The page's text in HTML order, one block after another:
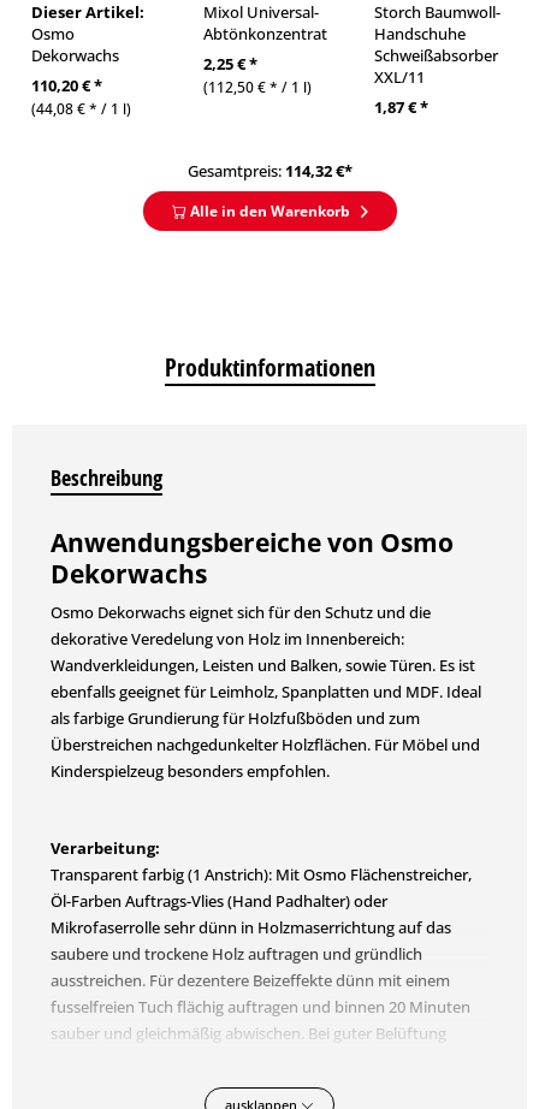
Dieser Artikel:
Osmo
Dekorwachs
110,20 € *
(44,08 € * / 1 l)
Mixol Universal-
Abtönkonzentrat
2,25 € *
(112,50 € * / 1 l)
Storch Baumwoll-
Handschuhe
Schweißabsorber
XXL/11
1,87 € *
Gesamtpreis: 114,32€*
Alle in den Warenkorb
Produktinformationen
Beschreibung
Anwendungsbereiche von Osmo
Dekorwachs
Osmo Dekorwachs eignet sich für den Schutz und die
dekorative Veredelung von Holz im Innenbereich:
Wandverkleidungen, Leisten und Balken, sowie Türen. Es ist
ebenfalls geeignet für Leimholz, Spanplatten und MDF. Ideal
als farbige Grundierung für Holzfußböden und zum
Überstreichen nachgedunkelter Holzflächen. Für Möbel und
Kinderspielzeug besonders empfohlen.
Verarbeitung:
Transparent farbig (1 Anstrich): Mit Osmo Flächenstreicher,
Öl-Farben Auftrags-Vlies (Hand Padhalter) oder
Mikrofaserrolle sehr dünn in Holzmaserrichtung auf das
saubere und trockene Holz auftragen und gründlich
ausstreichen. Für dezentere Beizeffekte dünn mit einem
fusselfreien Tuch flächig auftragen und binnen 20 Minuten
sauber und gleichmäßig abwischen. Bei guter Belüftung
Flächenstreicher oder Mikrofaserrolle sehr dünn in
ausklappen